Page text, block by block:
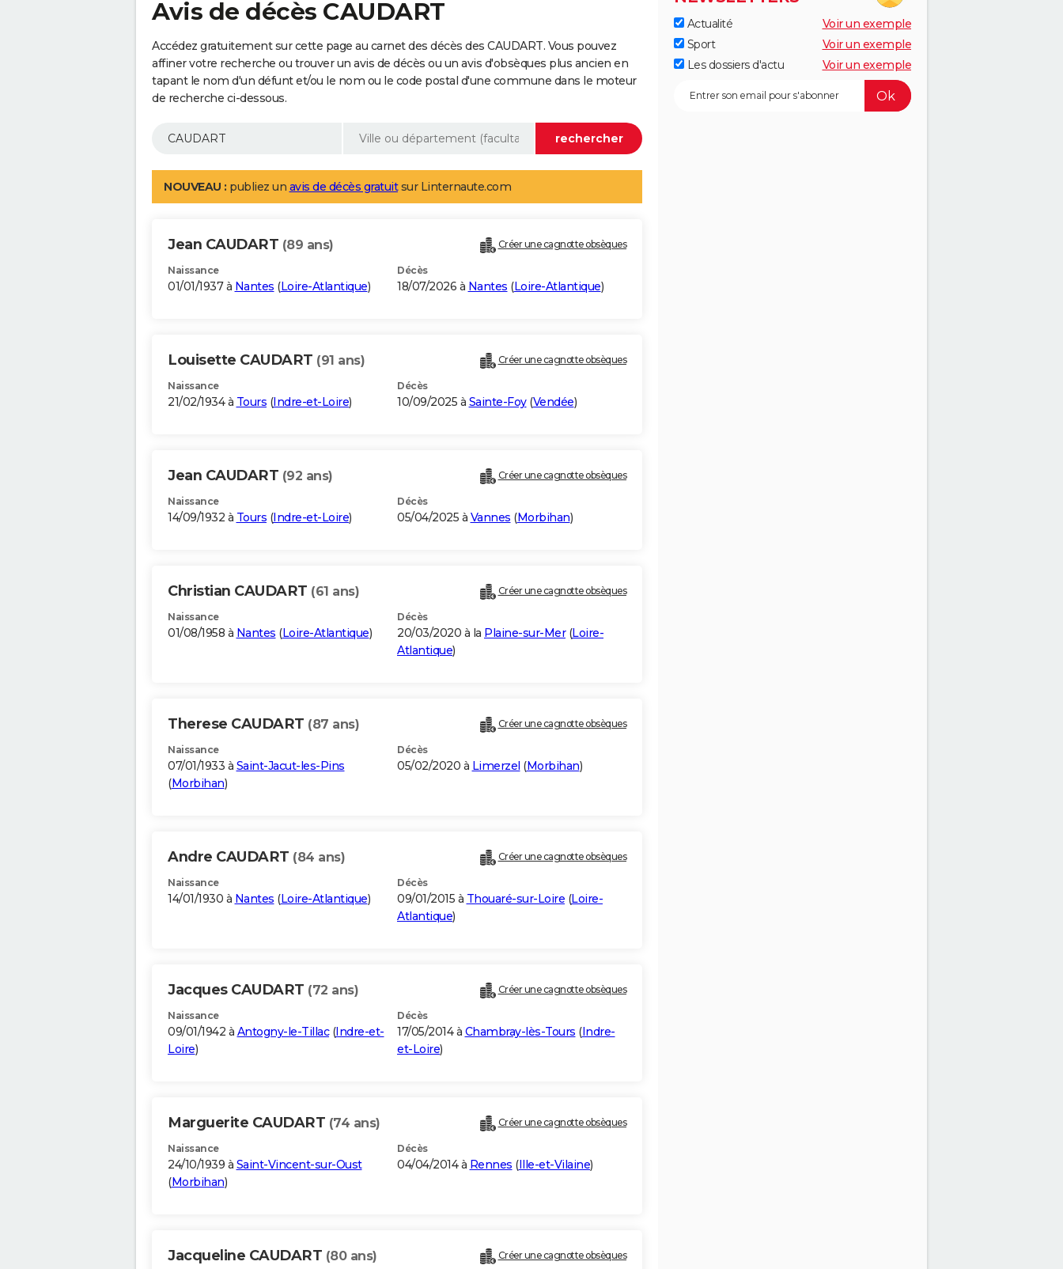
Avis de décès CAUDART
Accédez gratuitement sur cette page au carnet des décès des CAUDART. Vous pouvez
affiner votre recherche ou trouver un avis de décès ou un avis d'obsèques plus ancien en
tapant le nom d'un défunt et/ou le nom ou le code postal d'une commune dans le moteur
de recherche ci-dessous.
NOUVEAU : publiez un avis de décès gratuitsur Linternaute.com
Jean CAUDART (89 ans) Créer une cagnotte obsèques
Naissance
01/01/1937 à Nantes (Loire-Atlantique)
Décès
18/07/2026 à Nantes (Loire-Atlantique)
Louisette CAUDART (91 ans) Créer une cagnotte obsèques
Naissance
21/02/1934 à Tours (Indre-et-Loire)
Décès
10/09/2025 à Sainte-Foy(Vendée)
Jean CAUDART (92 ans) Créer une cagnotte obsèques
Naissance
14/09/1932 à Tours (Indre-et-Loire)
Décès
05/04/2025 à Vannes (Morbihan)
Christian CAUDART (61 ans) Créer une cagnotte obsèques
Naissance
01/08/1958 à Nantes (Loire-Atlantique)
Décès
20/03/2020 à la Plaine-sur-Mer(Loire-
Atlantique)
Therese CAUDART (87 ans) Créer une cagnotte obsèques
Naissance
07/01/1933 à Saint-Jacut-les-Pins
(Morbihan)
Décès
05/02/2020 à Limerzel (Morbihan)
Andre CAUDART (84 ans) Créer une cagnotte obsèques
Naissance
14/01/1930 à Nantes (Loire-Atlantique)
Décès
09/01/2015 à Thouaré-sur-Loire (Loire-
Atlantique)
Jacques CAUDART (72 ans) Créer une cagnotte obsèques
Naissance
09/01/1942 à Antogny-le-Tillac(Indre-et-
Loire)
Décès
17/05/2014 à Chambray-lès-Tours (Indre-
et-Loire)
Marguerite CAUDART (74 ans) Créer une cagnotte obsèques
Naissance
24/10/1939 à Saint-Vincent-sur-Oust
(Morbihan)
Décès
04/04/2014 à Rennes (Ille-et-Vilaine)
Jacqueline CAUDART (80 ans) Créer une cagnotte obsèques
Actualité
Voir un exemple
Sport
Voir un exemple
Les dossiers d'actu
Voir un exemple